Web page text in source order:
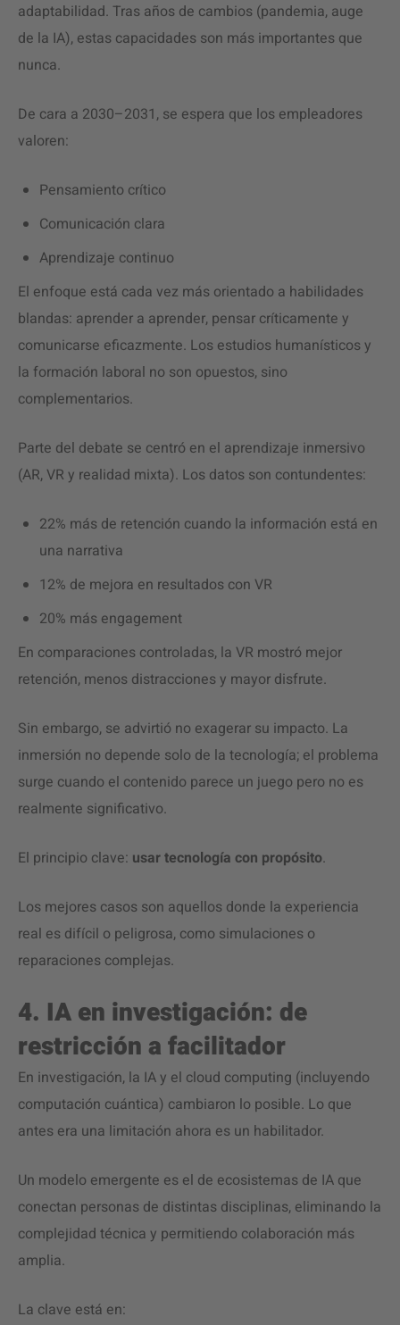
adaptabilidad. Tras años de cambios (pandemia, auge
de la IA), estas capacidades son más importantes que
nunca.
De cara a 2030–2031, se espera que los empleadores
valoren:
Pensamiento crítico
Comunicación clara
Aprendizaje continuo
El enfoque está cada vez más orientado a habilidades
blandas: aprender a aprender, pensar críticamente y
comunicarse eficazmente. Los estudios humanísticos y
la formación laboral no son opuestos, sino
complementarios.
Parte del debate se centró en el aprendizaje inmersivo
(AR, VR y realidad mixta). Los datos son contundentes:
22% más de retención cuando la información está en
una narrativa
12% de mejora en resultados con VR
20% más engagement
En comparaciones controladas, la VR mostró mejor
retención, menos distracciones y mayor disfrute.
Sin embargo, se advirtió no exagerar su impacto. La
inmersión no depende solo de la tecnología; el problema
surge cuando el contenido parece un juego pero no es
realmente significativo.
El principio clave: usar tecnología con propósito.
Los mejores casos son aquellos donde la experiencia
real es difícil o peligrosa, como simulaciones o
reparaciones complejas.
4. IA en investigación: de
restricción a facilitador
En investigación, la IA y el cloud computing (incluyendo
computación cuántica) cambiaron lo posible. Lo que
antes era una limitación ahora es un habilitador.
Un modelo emergente es el de ecosistemas de IA que
conectan personas de distintas disciplinas, eliminando la
complejidad técnica y permitiendo colaboración más
amplia.
La clave está en: